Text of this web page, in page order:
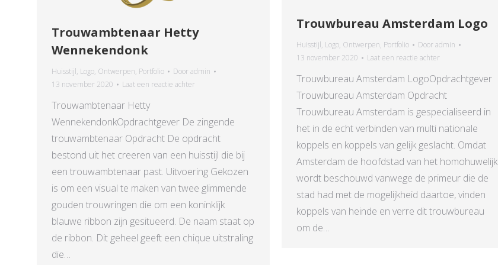
Trouwambtenaar Hetty
Wennekendonk
Huisstijl, Logo, Ontwerpen, Portfolio Dooradmin
13 november 2020
Laat een reactie achter
Trouwambtenaar Hetty
WennekendonkOpdrachtgever De zingende
trouwambtenaar Opdracht De opdracht
bestond uit het creeren van een huisstijl die bij
een trouwambtenaar past. Uitvoering Gekozen
is om een visual te maken van twee glimmende
gouden trouwringen die om een koninklijk
blauwe ribbon zijn gesitueerd. De naam staat op
de ribbon. Dit geheel geeft een chique uitstraling
die…
Trouwbureau Amsterdam Logo
Huisstijl, Logo, Ontwerpen, Portfolio Dooradmin
13 november 2020
Laat een reactie achter
Trouwbureau Amsterdam LogoOpdrachtgever
Trouwbureau Amsterdam Opdracht
Trouwbureau Amsterdam is gespecialiseerd in
het in de echt verbinden van multi nationale
koppels en koppels van gelijk geslacht. Omdat
Amsterdam de hoofdstad van het homohuwelijk
wordt beschouwd vanwege de primeur die de
stad had met de mogelijkheid daartoe, vinden
koppels van heinde en verre dit trouwbureau
om de…